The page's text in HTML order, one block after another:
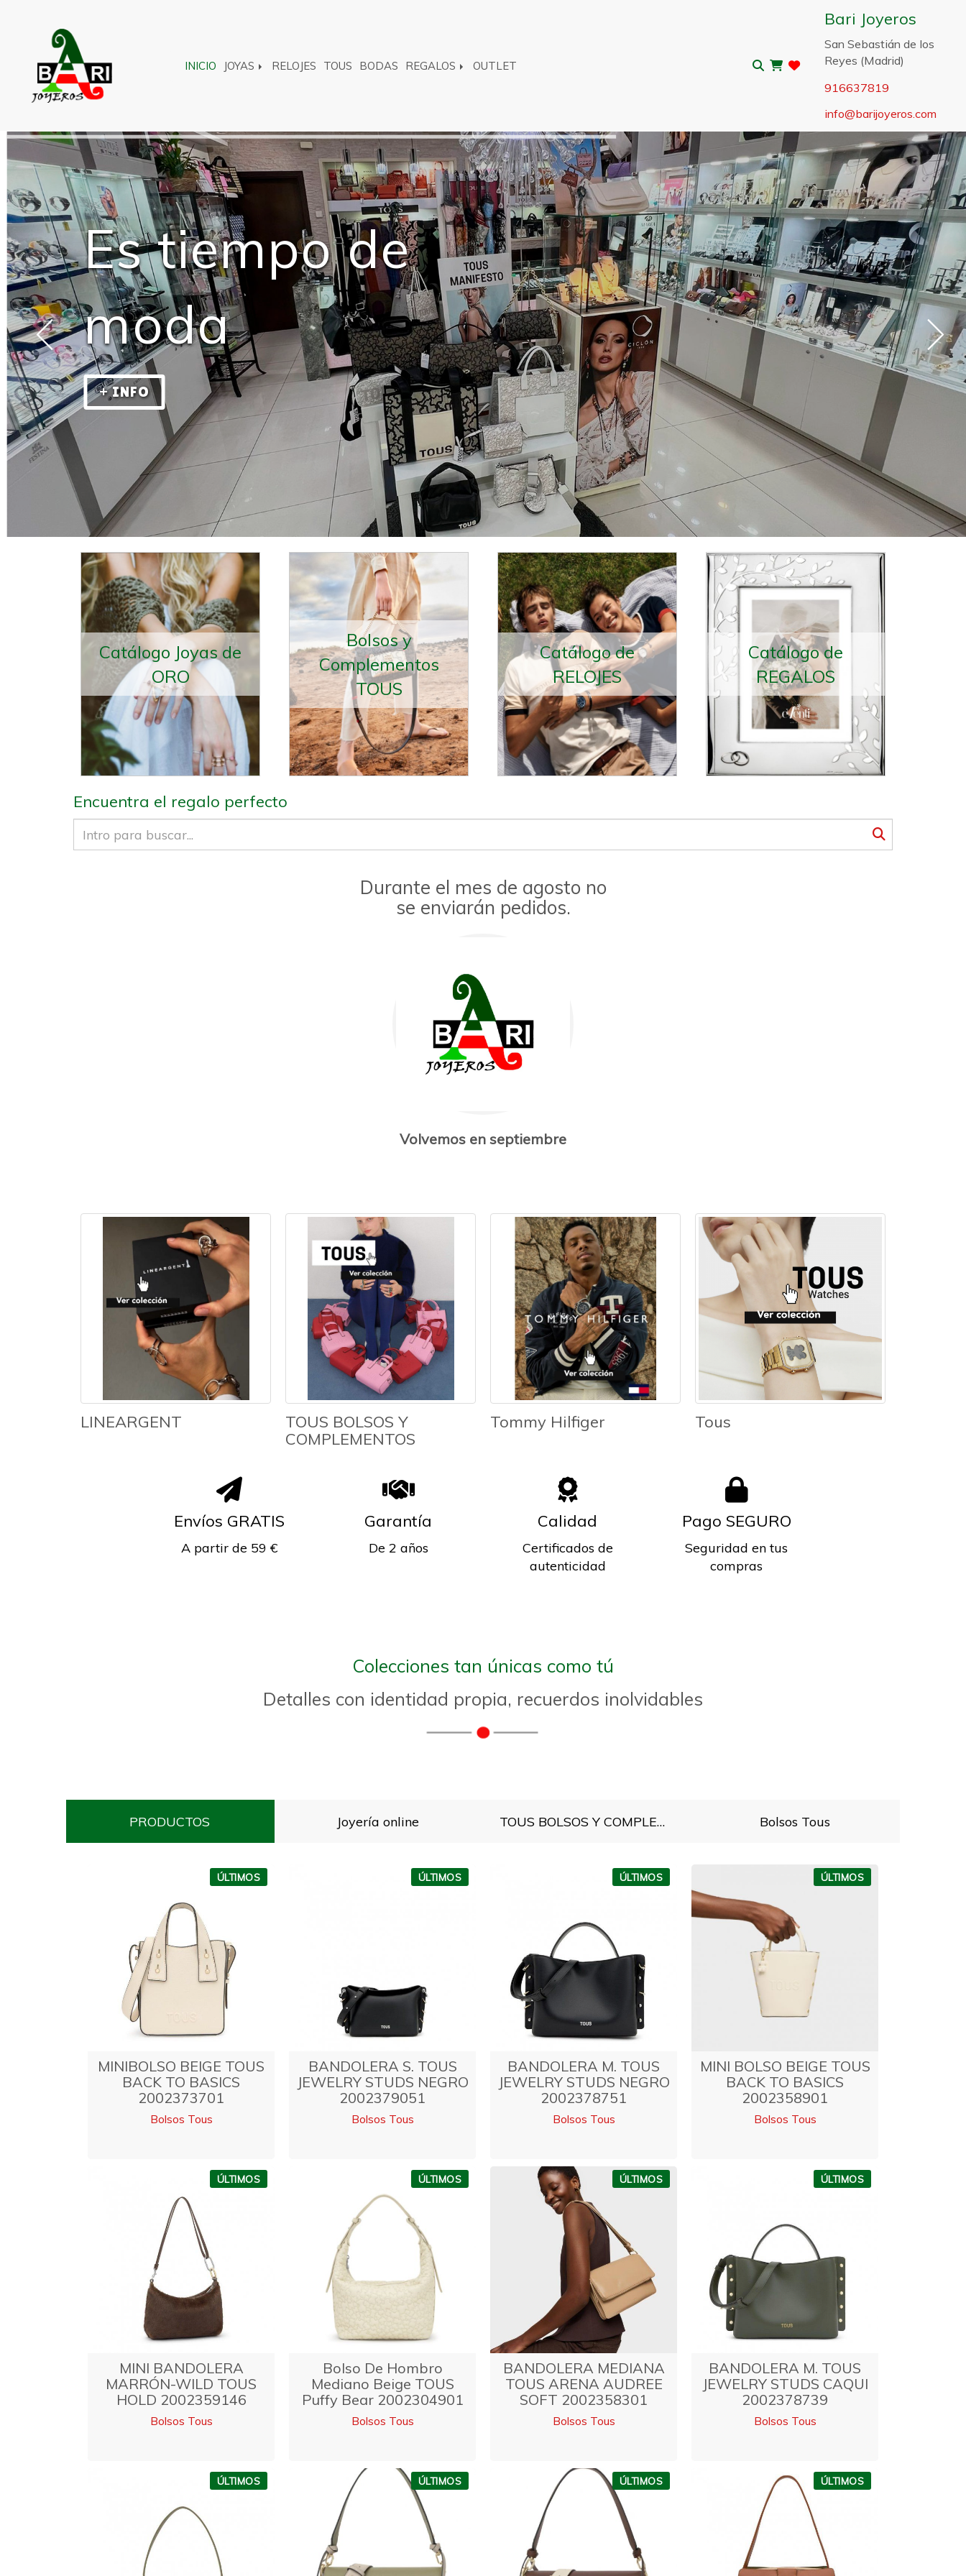
INICIO JOYAS RELOJES TOUS BODAS REGALOS OUTLET
Bari Joyeros
San Sebastián de los
Reyes (Madrid)
916637819
info
barijoyeros.com
Es tiempo de
moda
+ INFO
Joyería, relojería, plata, bolsos Tous en San Sebastián de los Reyes
Catálogo Joyas de
ORO
Bolsos y
Complementos
TOUS
Catálogo de
RELOJES
Catálogo de
REGALOS
Encuentra el regalo perfecto
Durante el mes de agosto no
se enviarán pedidos.
Volvemos en septiembre
LINEARGENT
TOUS BOLSOS Y
COMPLEMENTOS
Tommy Hilfiger Tous
Envíos GRATIS
A partir de 59 €
Garantía
De 2 años
Calidad
Certificados de
autenticidad
Pago SEGURO
Seguridad en tus
compras
Colecciones tan únicas como tú
Detalles con identidad propia, recuerdos inolvidables
PRODUCTOS Joyería online TOUS BOLSOS Y COMPLEMENTOS Bolsos Tous
ÚLTIMOS
MINIBOLSO BEIGE TOUS
BACK TO BASICS
2002373701
Bolsos Tous
ÚLTIMOS
BANDOLERA S. TOUS
JEWELRY STUDS NEGRO
2002379051
Bolsos Tous
ÚLTIMOS
BANDOLERA M. TOUS
JEWELRY STUDS NEGRO
2002378751
Bolsos Tous
ÚLTIMOS
MINI BOLSO BEIGE TOUS
BACK TO BASICS
2002358901
Bolsos Tous
ÚLTIMOS
MINI BANDOLERA
MARRÓN-WILD TOUS
HOLD 2002359146
Bolsos Tous
ÚLTIMOS
Bolso De Hombro
Mediano Beige TOUS
Puffy Bear 2002304901
Bolsos Tous
ÚLTIMOS
BANDOLERA MEDIANA
TOUS ARENA AUDREE
SOFT 2002358301
Bolsos Tous
ÚLTIMOS
BANDOLERA M. TOUS
JEWELRY STUDS CAQUI
2002378739
Bolsos Tous
ÚLTIMOS ÚLTIMOS ÚLTIMOS ÚLTIMOS